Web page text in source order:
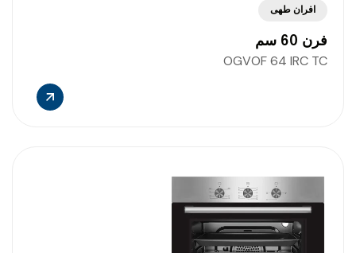
افران طهى
فرن 60 سم
OGVOF 64 IRC TC